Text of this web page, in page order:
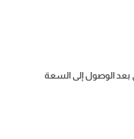
الوصول إلى السعة